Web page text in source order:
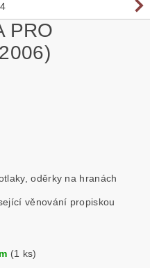
PRO
oděrky na hranách
věnování propiskou
(1 ks)